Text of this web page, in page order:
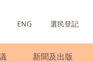
ENG 選民登記
新聞及出版